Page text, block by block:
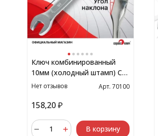
Ключ комбинированный
10мм (холодный штамп) CR-
V
Нет отзывов Арт. 70100
158,20 ₽
В корзину